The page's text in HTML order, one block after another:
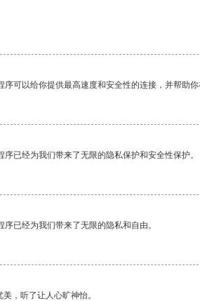
序可以给你提供最高速度和安全性的连接，并帮助你
序已经为我们带来了无限的隐私保护和安全性保护。
已经为我们带来了无限的隐私和自由。
，听了让人心旷神怡。